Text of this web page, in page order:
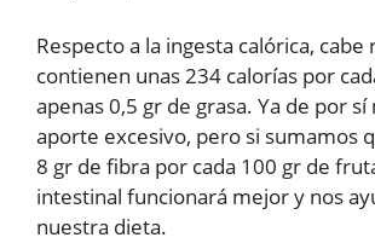
Respecto a la ingesta calórica, cabe
contienen unas 234 calorías por
apenas 0,5 gr de grasa. Ya de por sí
aporte excesivo, pero si sumamos
8 gr de fibra por cada 100 gr de
intestinal funcionará mejor y nos
nuestra dieta.